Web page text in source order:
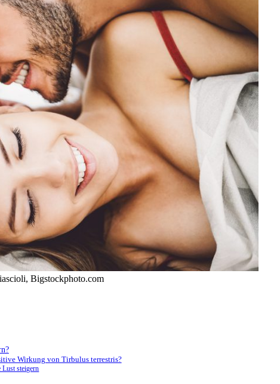
Bigstockphoto.com
Wirkung von Tirbulus terrestris?
Lust steigern